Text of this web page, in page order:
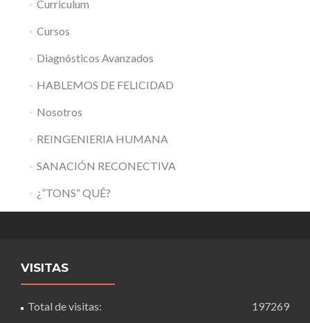
Curriculum
Cursos
Diagnósticos Avanzados
HABLEMOS DE FELICIDAD
Nosotros
REINGENIERIA HUMANA
SANACIÓN RECONECTIVA
¿”TONS” QUÉ?
VISITAS
197269
Total de visitas: